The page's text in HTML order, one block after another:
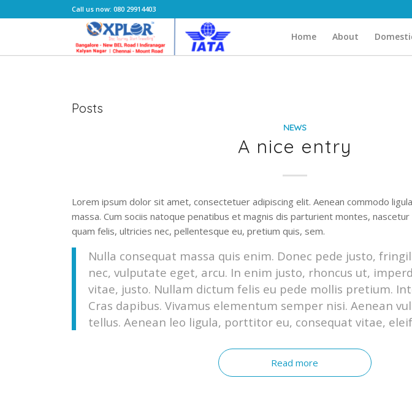
Call us now: 080 29914403
Home About
Posts
NEWS
A nice entry
Lorem ipsum dolor sit amet, consectetuer adipiscing elit. Aenean commodo
massa. Cum sociis natoque penatibus et magnis dis parturient montes, nascetur
quam felis, ultricies nec, pellentesque eu, pretium quis, sem.
Nulla consequat massa quis enim. Donec pede justo,
nec, vulputate eget, arcu. In enim justo, rhoncus ut,
vitae, justo. Nullam dictum felis eu pede mollis pretium.
Cras dapibus. Vivamus elementum semper nisi. Aenean
tellus. Aenean leo ligula, porttitor eu, consequat vitae,
Read more